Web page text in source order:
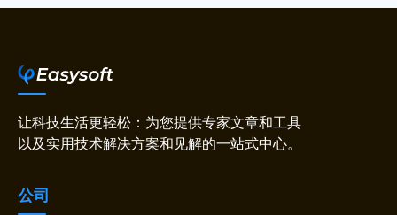
让科技生活更轻松：为您提供专家文章和工具
以及实用技术解决方案和见解的一站式中心。
公司